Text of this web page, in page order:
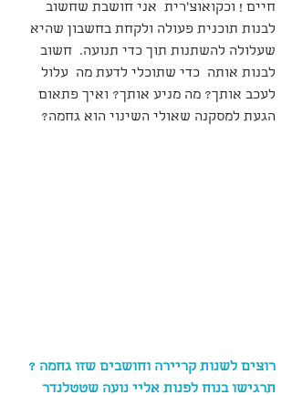
חיים ! וכקואוצ'רית  אני חושבת שחשוב
לבנות תוכנית פעולה ולקחת בחשבון שהיא
שעלולה להשתנות תוך כדי תנועה.  חשוב
לבנות אותה  כדי שתוכלי לדעת מה  עלול
לעכב אותך? מה מניע אותך? ואיך פתאום
הגעת למסקנה שאולי השינוי הוא גחמה?
רוצים לשנות קריירה וחושבים שזו גחמה ?
תרגישו בנוח לפנות אליי נועה שטטלנדר